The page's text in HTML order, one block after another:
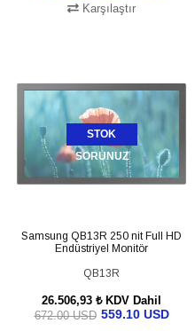
Karşılaştır
STOK
SORUNUZ
Samsung QB13R 250 nit Full HD
Endüstriyel Monitör
QB13R
26.506,93 ₺ KDV Dahil
559.10 USD
672.00 USD